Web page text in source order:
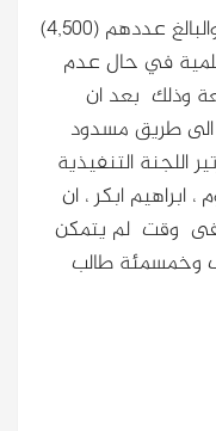
لوح طلاب دارفور بجامعة الخرطوم والبالغ عددهم (4,500)
في حال عدم
وذلك بعد ان
الى طريق مسدود
التنفيذية
ابراهيم ابكر ، ان
فى وقت لم يتمكن
وخمسمئة طالب